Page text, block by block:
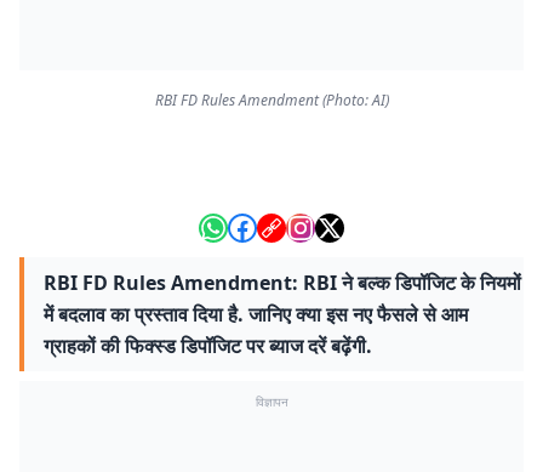
RBI FD Rules Amendment (Photo: AI)
RBI FD Rules Amendment: RBI ने बल्क डिपॉजिट के नियमों
में बदलाव का प्रस्ताव दिया है. जानिए क्या इस नए फैसले से आम
ग्राहकों की फिक्स्ड डिपॉजिट पर ब्याज दरें बढ़ेंगी.
विज्ञापन